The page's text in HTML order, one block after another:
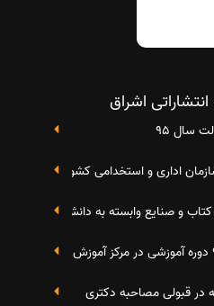
اشراق
سال 95
اداری و استخدامی کشور در خصوص
و صنایع وابسته به دانشگاه صنعتی شریف 4 الی 8 مهر
در قبولی مصاحبه دکتری